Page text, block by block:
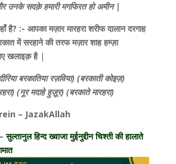
उनके सदक़े हमारी मगफिरत हो अमीन |
है? :- आपका मज़ार मारहरा शरीफ दालान दरगाह
में सरहाने की तरफ मज़ार शाह हम्ज़ा
खलाइक़ है |
बरकातिया रज़विया) (बरकाती कोइज़)
(नूर मदाहे हुज़ूर) (बरकाते मारहरा)
– JazakAllah
सुल्तानुल हिन्द ख्वाजा मुईनुद्दीन चिश्ती की हालाते